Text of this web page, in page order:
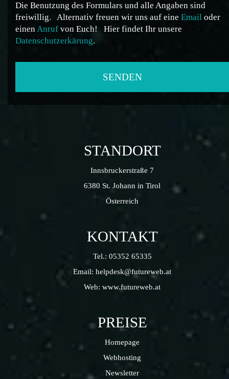
Die Benutzung des Formulars und alle Angaben sind
freiwillig.
Alternativ freuen wir uns auf eine Email oder
einenAnruf von Euch!
Hier findet Ihr unsere
Datenschutzerkärung.
STANDORT
Innsbruckerstraße 7
6380 St. Johann in Tirol
Österreich
KONTAKT
Tel.: 05352 65335
Email: helpdesk@futureweb.at
Web: www.futureweb.at
PREISE
Homepage
Webhosting
Newsletter